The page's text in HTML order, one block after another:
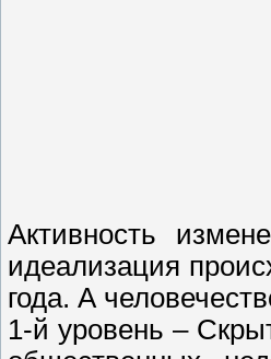
Активность
идеализация
года. А
1-й уровень –